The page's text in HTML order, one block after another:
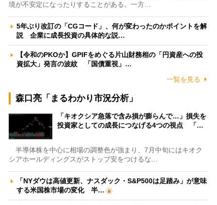
境が不安定になったりすることがある。一方…
5年ぶり改訂の「CGコード」、何が変わったのかポイントを解
説 企業に成長投資の具体的な説…
【令和のPKOか】GPIFをめぐる片山財務相の「円資産への投
資拡大」発言の波紋 「国債重視」…
一覧を見る
森口亮「まるわかり市況分析」
「キオクシア急落で含み損が膨らんで…」損失を
投資家としての成長につなげる4つの視点 「…
半導体株を中心に相場の調整色が強まり、7月中旬にはキオク
シアホールディングスがストップ安をつけるな…
「NYダウは高値更新、ナスダック・S&P500は足踏み」が意味
する米国株市場の変化 半…